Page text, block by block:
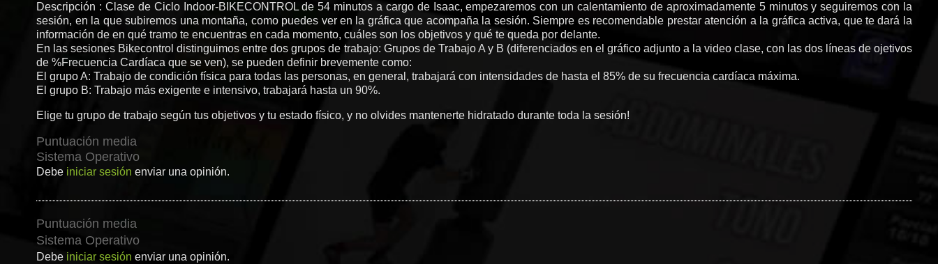
Descripción : Clase de Ciclo Indoor-BIKECONTROL de 54 minutos a cargo de Isaac, empezaremos con un calentamiento de aproximadamente 5 minutos y seguiremos con la
sesión, en la que subiremos una montaña, como puedes ver en la gráfica que acompaña la sesión. Siempre es recomendable prestar atención a la gráfica activa, que te dará la
información de en qué tramo te encuentras en cada momento, cuáles son los objetivos y qué te queda por delante.
En las sesiones Bikecontrol distinguimos entre dos grupos de trabajo: Grupos de Trabajo A y B (diferenciados en el gráfico adjunto a la video clase, con las dos líneas de ojetivos
de %Frecuencia Cardíaca que se ven), se pueden definir brevemente como:
El grupo A: Trabajo de condición física para todas las personas, en general, trabajará con intensidades de hasta el 85% de su frecuencia cardíaca máxima.
El grupo B: Trabajo más exigente e intensivo, trabajará hasta un 90%.
Elige tu grupo de trabajo según tus objetivos y tu estado físico, y no olvides mantenerte hidratado durante toda la sesión!
Puntuación media
Sistema Operativo
Debe iniciar sesión enviar una opinión.
Puntuación media
Sistema Operativo
Debe iniciar sesión enviar una opinión.